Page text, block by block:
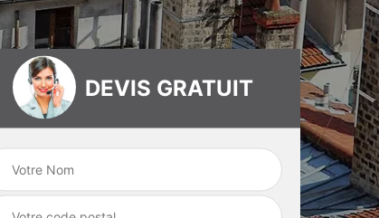
Couvreur 69
Peinture intérieur
et extérieur 69
DEVIS GRATUIT